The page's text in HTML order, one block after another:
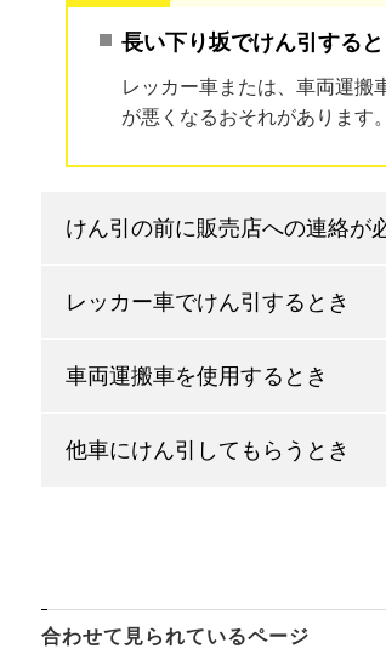
長い下り坂でけん引する
レッカー車または、車両運搬
が悪くなるおそれがあります。
けん引の前に販売店への連絡が
レッカー車でけん引するとき
車両運搬車を使用するとき
他車にけん引してもらうとき
合わせて見られているページ